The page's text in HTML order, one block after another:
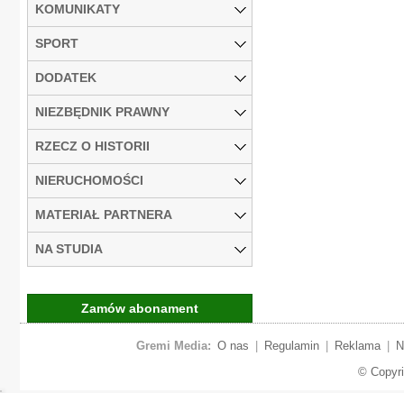
KOMUNIKATY
SPORT
DODATEK
NIEZBĘDNIK PRAWNY
RZECZ O HISTORII
NIERUCHOMOŚCI
MATERIAŁ PARTNERA
NA STUDIA
Zamów abonament
Gremi Media: O nas Regulamin Reklama
©